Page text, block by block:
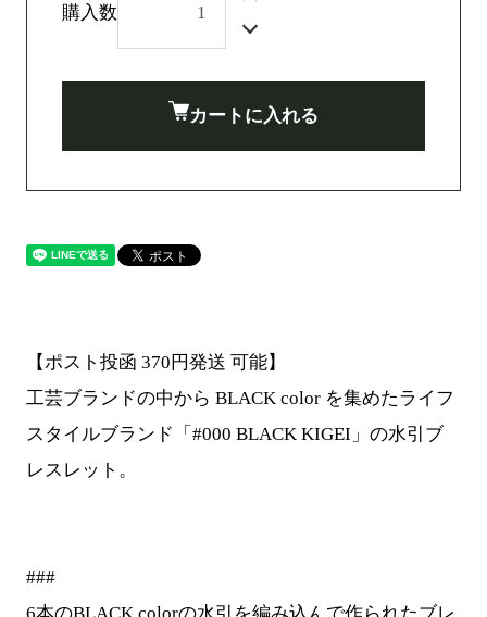
【ポスト投函 370円発送 可能】
工芸ブランドの中から BLACK color を集めたライフ
スタイルブランド「#000 BLACK KIGEI」の水引ブ
レスレット。
###
購入数
カートに入れる